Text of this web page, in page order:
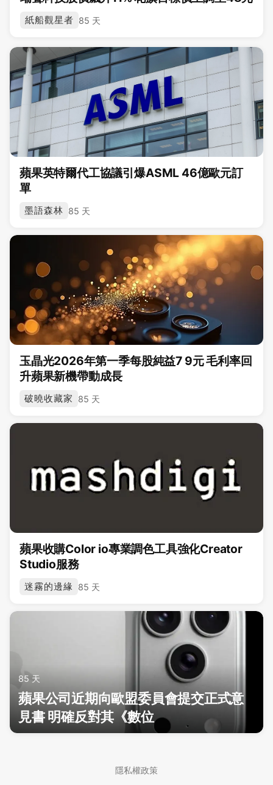
紙船觀星者 85 天
蘋果英特爾代工協議引爆ASML 46億歐元訂
單
墨語森林 85 天
玉晶光2026年第一季每股純益7 9元 毛利率回
升蘋果新機帶動成長
破曉收藏家 85 天
蘋果收購Color io專業調色工具強化Creator
Studio服務
迷霧的邊緣 85 天
85 天
蘋果公司近期向歐盟委員會提交正式意
見書 明確反對其《數位
隱私權政策